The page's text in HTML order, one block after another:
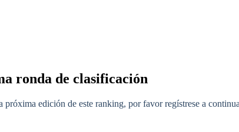
ronda de clasificación
próxima edición de este ranking, por favor regístrese a